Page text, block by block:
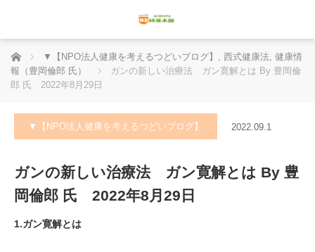
ホーム ▼【NPO法人健康を考えるつどいブログ】 , 西式健康法, 健康情
報（豊岡倫郎 氏）
ガンの新しい治療法 ガン寛解とは By 豊岡倫
郎 氏 2022年8月29日
▼【NPO法人健康を考えるつどいブログ】 2022.09.1
ガンの新しい治療法 ガン寛解とは By 豊
岡倫郎 氏 2022年8月29日
1.ガン寛解とは